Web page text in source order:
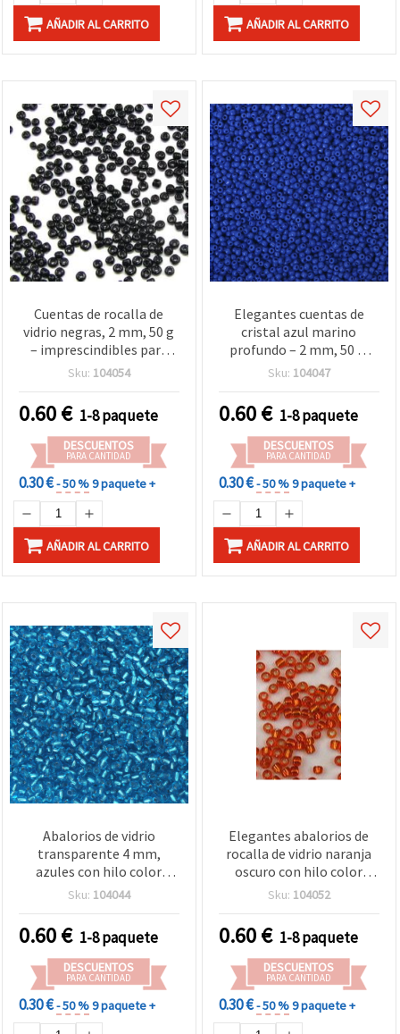
AÑADIR AL CARRITO AÑADIR AL CARRITO
Cuentas de rocalla de
vidrio negras, 2 mm, 50 g
– imprescindibles para
bisutería DIY, tejido de
Sku: 104054
0.60€ 1-8 paquete
DESCUENTOS
PARA CANTIDAD
0.30 €- 50 %9 paquete +
AÑADIR AL CARRITO
Elegantes cuentas de
cristal azul marino
profundo – 2 mm, 50 g,
perfectas para bisutería,
Sku: 104047
0.60€ 1-8 paquete
DESCUENTOS
PARA CANTIDAD
0.30 €- 50 %9 paquete +
AÑADIR AL CARRITO
Abalorios de vidrio
transparente 4 mm,
azules con hilo color
plata nº 2 - 50 g
Sku: 104044
0.60€ 1-8 paquete
DESCUENTOS
PARA CANTIDAD
0.30 €- 50 %9 paquete +
Elegantes abalorios de
rocalla de vidrio naranja
oscuro con hilo color
plata – 3 mm, 50 g,
collares, pendientes y
detalles de bisutería
Sku: 104052
0.60€ 1-8 paquete
DESCUENTOS
PARA CANTIDAD
0.30 €- 50 %9 paquete +